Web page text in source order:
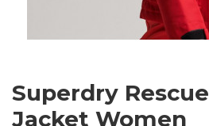
Superdry Rescue
Jacket Women